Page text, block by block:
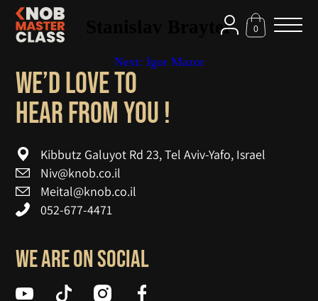
0
Stanislav Brayter
Next: Igor Mazor
We’d love to
! hear from you
Kibbutz Galuyot Rd 23, Tel Aviv-Yafo, Israel
Niv@knob.co.il
Meital@knob.co.il
052-677-4471
We are on social